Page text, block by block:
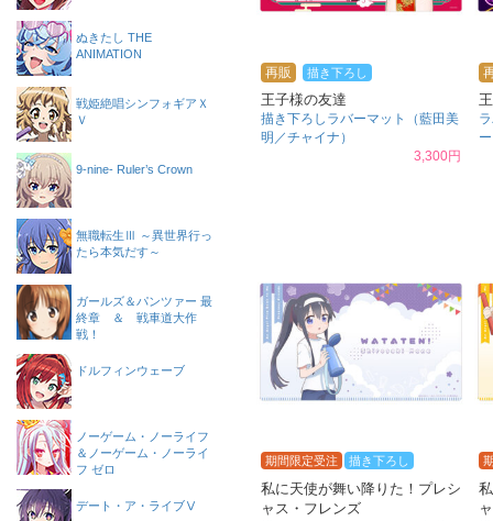
再販 描き下ろし
王子様の友達
描き下ろしラバーマット（藍田美
明／チャイナ）
3,300円
期間限定受注 描き下ろし
私に天使が舞い降りた！プレシ
ャス・フレンズ
ぬきたし THE
ANIMATION
戦姫絶唱シンフォギアＸ
Ｖ
9-nine- Ruler’s Crown
無職転生Ⅲ ～異世界行っ
たら本気だす～
ガールズ＆パンツァー 最
終章 ＆ 戦車道大作
戦！
ドルフィンウェーブ
ノーゲーム・ノーライフ
＆ノーゲーム・ノーライ
フ ゼロ
デート・ア・ライブⅤ